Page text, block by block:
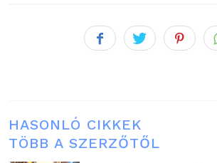
HASONLÓ CIKKEK
TÖBB A SZERZŐTŐL